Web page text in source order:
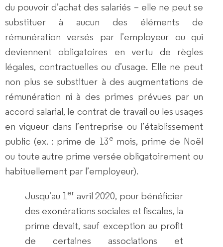
du pouvoir d’achat des salariés – elle ne peut se
substituer à aucun des éléments de
rémunération versés par l’employeur ou qui
deviennent obligatoires en vertu de règles
légales, contractuelles ou d’usage. Elle ne peut
non plus se substituer à des augmentations de
rémunération ni à des primes prévues par un
accord salarial, le contrat de travail ou les usages
en vigueur dans l’entreprise ou l’établissement
public (ex. : prime de 13e mois, prime de Noël
ou toute autre prime versée obligatoirement ou
habituellement par l’employeur).
Jusqu’au 1 er avril 2020, pour bénéficier
des exonérations sociales et fiscales, la
prime devait, sauf exception au profit
de certaines associations et